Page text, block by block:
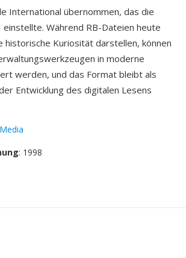
International übernommen, das die
Während RB-Dateien heute
historische Kuriosität darstellen, können
in moderne
werden, und das Format bleibt als
Entwicklung des digitalen Lesens
: 1998